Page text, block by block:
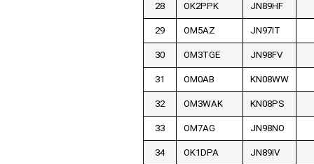
28 OK2PPK JN89HF
29 OM5AZ JN97IT
30 OM3TGE JN98FV
31 OM0AB KN08WW
32 OM3WAK KN08PS
33 OM7AG JN98NO
34 OK1DPA JN89IV